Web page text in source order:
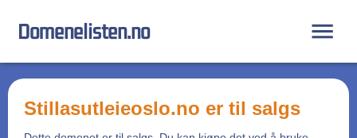
Domenelisten.no
stillasutleieoslo.no er til salgs